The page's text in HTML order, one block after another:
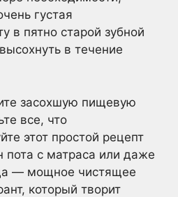
густая
в пятно старой зубной
в течение
засохшую пищевую
все, что
этот простой рецепт
пота с матраса или даже
— мощное чистящее
который творит